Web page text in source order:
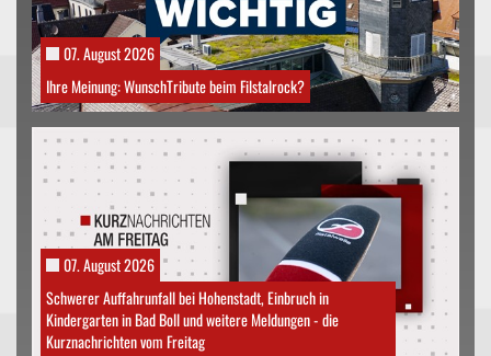
07. August 2026
Ihre Meinung: WunschTribute beim Filstalrock?
07. August 2026
Schwerer Auffahrunfall bei Hohenstadt, Einbruch in
Kindergarten in Bad Boll und weitere Meldungen - die
Kurznachrichten vom Freitag